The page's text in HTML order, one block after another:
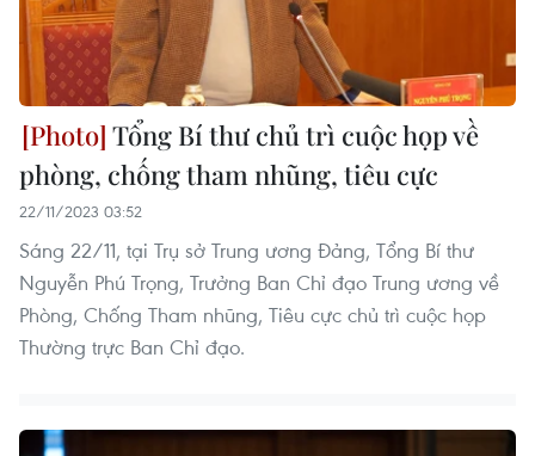
Tổng Bí thư chủ trì cuộc họp về
phòng, chống tham nhũng, tiêu cực
22/11/2023 03:52
Sáng 22/11, tại Trụ sở Trung ương Đảng, Tổng Bí thư
Nguyễn Phú Trọng, Trưởng Ban Chỉ đạo Trung ương về
Phòng, Chống Tham nhũng, Tiêu cực chủ trì cuộc họp
Thường trực Ban Chỉ đạo.